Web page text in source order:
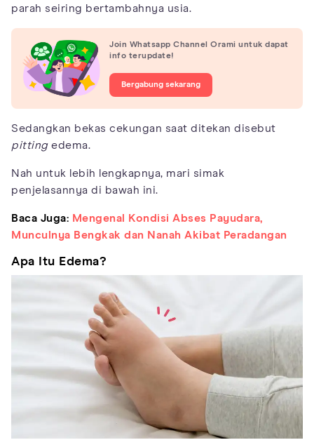
parah seiring bertambahnya usia.
Join Whatsapp Channel Orami untuk dapat
info terupdate!
Bergabung sekarang
Sedangkan bekas cekungan saat ditekan disebut
pittingedema.
Nah untuk lebih lengkapnya, mari simak
penjelasannya di bawah ini.
Baca Juga: Mengenal Kondisi Abses Payudara,
Munculnya Bengkak dan Nanah Akibat Peradangan
Apa Itu Edema?